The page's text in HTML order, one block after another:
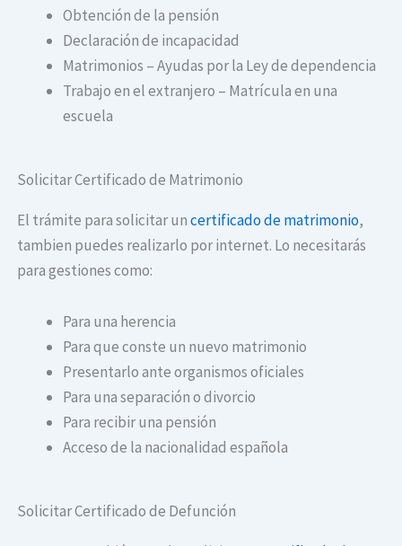
Obtención de la pensión
Declaración de incapacidad
Matrimonios – Ayudas por la Ley de dependencia
Trabajo en el extranjero – Matrícula en una
escuela
Solicitar Certificado de Matrimonio
El trámite para solicitar uncertificado de matrimonio,
tambien puedes realizarlo por internet. Lo necesitarás
para gestiones como:
Para una herencia
Para que conste un nuevo matrimonio
Presentarlo ante organismos oficiales
Para una separación o divorcio
Para recibir una pensión
Acceso de la nacionalidad española
Solicitar Certificado de Defunción